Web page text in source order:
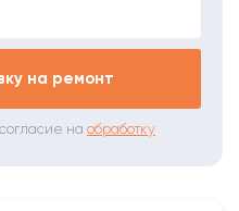
на ремонт
на обработку